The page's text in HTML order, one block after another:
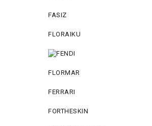
FASIZ
FLORAIKU
FLORMAR
FERRARI
FORTHESKIN